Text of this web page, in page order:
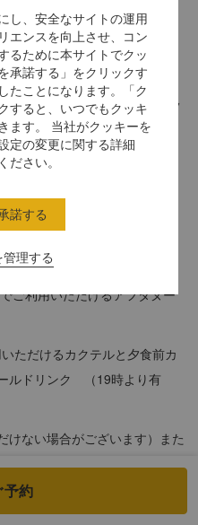
スイート
5050
沢なひと時を
テリアをしつらえた1ルームフ
アスイートにて、リラック
。
の特典をお楽しみいただけ
ご利用いただけるアフタヌー
ただけるカクテルと夕食前カ
ルドリンク （19時より有
けない場合がございます）また
朝食
16歳以上のお客様のみ）
予約
し、安全なサイトの運用
エンスを向上させ、コン
るために本サイトでクッ
承諾する」をクリックす
たことになります。「ク
すると、いつでもクッキ
ます。 当社がクッキーを
定の変更に関する詳細
ださい。
理する
諾する